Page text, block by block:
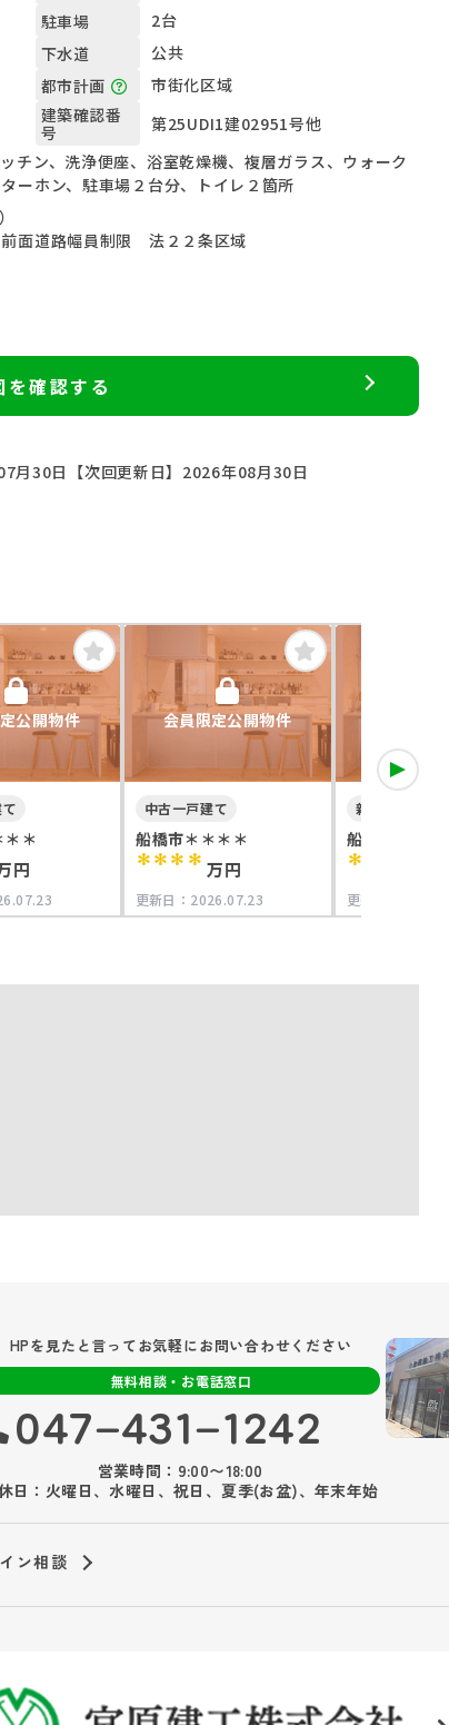
駐車場
2台
下水道
公共
都市計画
市街化区域
建築確認番
号
第25UDI1建02951号他
チン、洗浄便座、浴室乾燥機、複層ガラス、ウォーク
ーホン、駐車場２台分、トイレ２箇所
面道路幅員制限 法２２条区域
を確認する
月30日 【次回更新日】2026年08月30日
公開物件
＊
円
会員限定公開物件
中古一戸建て
船橋市＊＊＊＊
****万円
更新日： 2026.07.23
新築一戸建て
船橋市＊＊＊＊
****
更新日：
HPを見たと言ってお気軽にお問い合わせください
無料相談・お電話窓口
047‐431‐1242
営業時間：9:00〜18:00
日：火曜日、水曜日、祝日、夏季(お盆)、年末年始
ン相談